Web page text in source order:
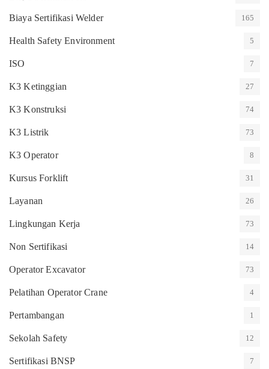
Biaya Sertifikasi Welder 165
Health Safety Environment 5
ISO 7
K3 Ketinggian 27
K3 Konstruksi 74
K3 Listrik 73
K3 Operator 8
Kursus Forklift 31
Layanan 26
Lingkungan Kerja 73
Non Sertifikasi 14
Operator Excavator 73
Pelatihan Operator Crane 4
Pertambangan 1
Sekolah Safety 12
Sertifikasi BNSP 7